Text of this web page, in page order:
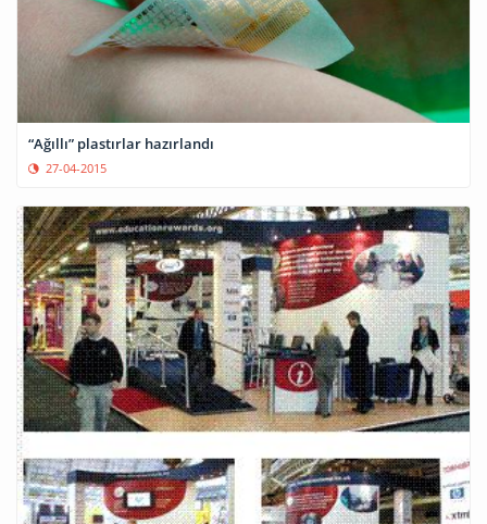
“Ağıllı” plastırlar hazırlandı
27-04-2015